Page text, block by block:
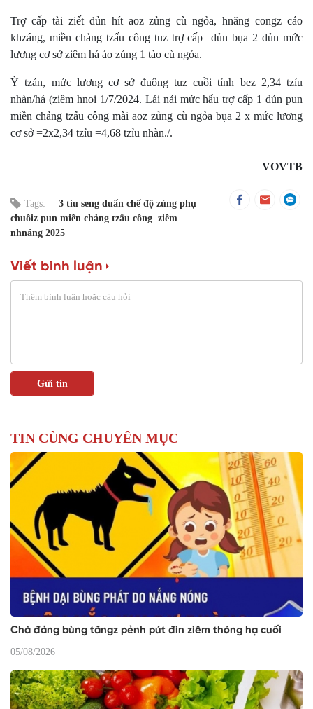
Trợ cấp tài ziết dủn hít aoz zủng cù ngỏa, hnăng congz cáo
khzáng, miền chảng tzấu công tuz trợ cấp dủn bụa 2 dủn mức
lương cơ sở ziêm há áo zủng 1 tào cù ngỏa.
Ỳ tzản, mức lương cơ sở đuông tuz cuồi tỉnh bez 2,34 tzỉu
nhàn/há (ziêm hnoi 1/7/2024. Lái nải mức hẩu trợ cấp 1 dủn pun
miền chảng tzấu công mài aoz zủng cù ngỏa bụa 2 x mức lương
cơ sở =2x2,34 tzỉu =4,68 tzỉu nhàn./.
VOVTB
Tags:
3 tìu seng duấn chế độ zủng phụ
chuôiz pun miền chảng tzấu công ziêm
nhnáng 2025
Viết bình luận
TIN CÙNG CHUYÊN MỤC
Chà đảng bùng tăngz pẻnh pút đin ziêm thóng hạ cuối
05/08/2026